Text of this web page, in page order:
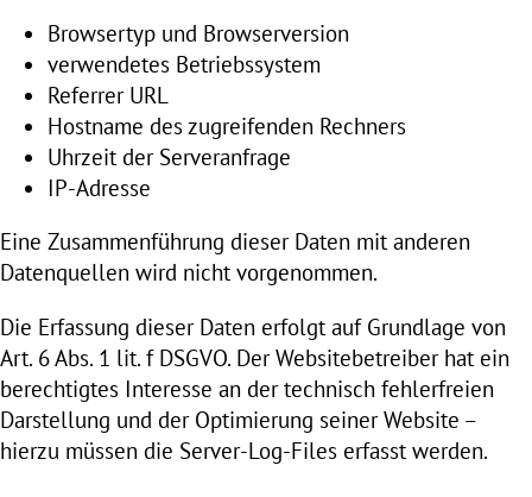
Browsertyp und Browserversion
verwendetes Betriebssystem
Referrer URL
Hostname des zugreifenden Rechners
Uhrzeit der Serveranfrage
IP-Adresse
Eine Zusammenführung dieser Daten mit anderen
Datenquellen wird nicht vorgenommen.
Die Erfassung dieser Daten erfolgt auf Grundlage von
Art. 6 Abs. 1 lit. f DSGVO. Der Websitebetreiber hat ein
berechtigtes Interesse an der technisch fehlerfreien
Darstellung und der Optimierung seiner Website –
hierzu müssen die Server-Log-Files erfasst werden.